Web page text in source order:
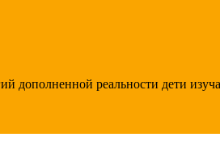
дополненной реальности дети